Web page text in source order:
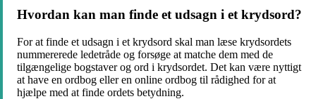
Hvordan kan man finde et udsagn i et krydsord?
For at finde et udsagn i et krydsord skal man læse krydsordets
nummererede ledetråde og forsøge at matche dem med de
tilgængelige bogstaver og ord i krydsordet. Det kan være nyttigt
at have en ordbog eller en online ordbog til rådighed for at
hjælpe med at finde ordets betydning.